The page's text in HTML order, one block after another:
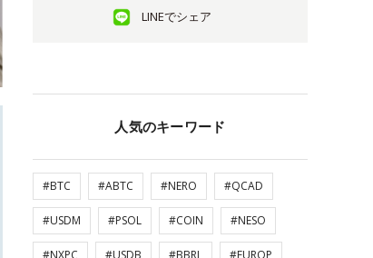
LINEでシェア
人気のキーワード
#BTC #ABTC #NERO #QCAD
#USDM #PSOL #COIN #NESO
#NXPC #USDB #BBRL #EUROP